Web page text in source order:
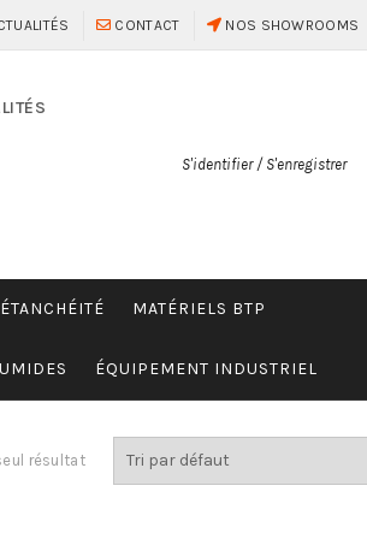
CONTACT NOS SHOWROOMS
S'identifier / S'enregistrer
MATÉRIELS BTP
ÉQUIPEMENT INDUSTRIEL
résultat